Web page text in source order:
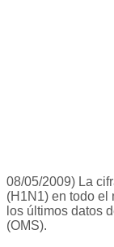
08/05/2009) La
(H1N1) en todo el
los últimos datos
(OMS).